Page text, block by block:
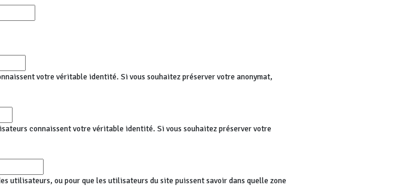
votre véritable identité. Si vous souhaitez préserver votre anonymat,
connaissent votre véritable identité. Si vous souhaitez préserver votre
utilisateurs, ou pour que les utilisateurs du site puissent savoir dans quelle zone